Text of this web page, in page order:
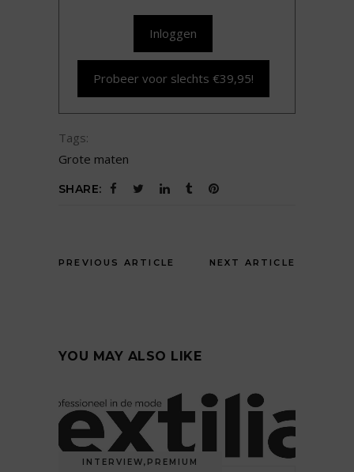
Inloggen
Probeer voor slechts €39,95!
Tags:
Grote maten
SHARE:
PREVIOUS ARTICLE NEXT ARTICLE
YOU MAY ALSO LIKE
INTERVIEW, PREMIUM